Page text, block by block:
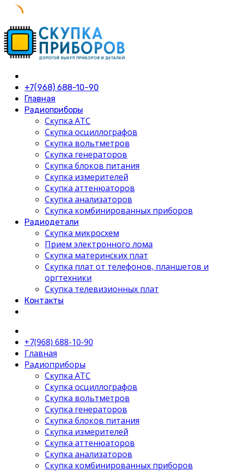
Skip
to
content
+7(968) 688-10-90
Главная
Радиоприборы
Скупка АТС
Скупка осциллографов
Скупка вольтметров
Скупка генераторов
Скупка блоков питания
Скупка измерителей
Скупка аттенюаторов
Скупка анализаторов
Скупка комбинированных приборов
Радиодетали
Скупка микросхем
Прием электронного лома
Скупка материнских плат
Скупка плат от телефонов, планшетов и
оргтехники
Скупка телевизионных плат
Контакты
+7(968) 688-10-90
Главная
Радиоприборы
Скупка АТС
Скупка осциллографов
Скупка вольтметров
Скупка генераторов
Скупка блоков питания
Скупка измерителей
Скупка аттенюаторов
Скупка анализаторов
Скупка комбинированных приборов